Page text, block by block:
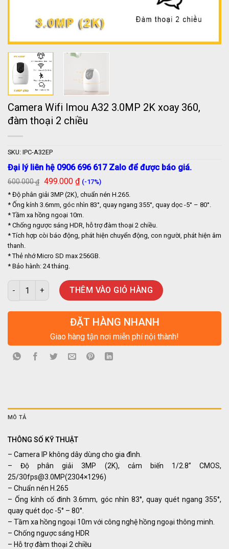
Camera Wifi Imou A32 3.0MP 2K xoay 360,
đàm thoại 2 chiều
SKU: IPC-A32EP
Đại lý liên hệ 0906 696 617 Zalo để được báo giá.
600.000₫ Giá
là:
600.000 ₫.
499.000 ₫Giá
hiện
tại
là:
499.000 ₫.
(-17%)
* Độ phân giải 3MP (2K), chuẩn nén H.265.
* Ống kính 3.6mm, góc nhìn 83°, quay ngang 355°, quay dọc -5° – 80°.
* Tầm xa hồng ngoại 10m.
* Chống ngược sáng HDR, hỗ trợ đàm thoại 2 chiều.
* Tích hợp còi báo động, phát hiện chuyển động, con người, phát hiện âm
thanh.
* Thẻ nhớ Micro SD max 256GB.
* Bảo hành: 24 tháng.
Camera Wifi Imou A32 3.0MP 2K xoay 360, đàm thoại 2 chiều số
THÊM VÀO GIỎ HÀNG
ĐẶT HÀNG NHANH
Giao hàng tận nơi miễn phí nội thành!
MÔ TẢ
THÔNG SỐ KỸ THUẬT
– Camera IP không dây dùng cho gia đình.
– Độ phân giải 3MP (2K), cảm biến 1/2.8” CMOS,
25/30fps@3.0MP(2304×1296)
– Chuẩn nén H.265
– Ống kính cố đinh 3.6mm, góc nhìn 83°, quay quét ngang 355°,
quay quét dọc -5° – 80°.
– Tầm xa hồng ngoại 10m với công nghệ hồng ngoại thông minh.
– Chống ngược sáng HDR
– Hỗ trợ đàm thoại 2 chiều